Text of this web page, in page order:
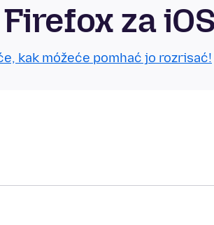
za
kak móžeće pomhać jo rozrisać!